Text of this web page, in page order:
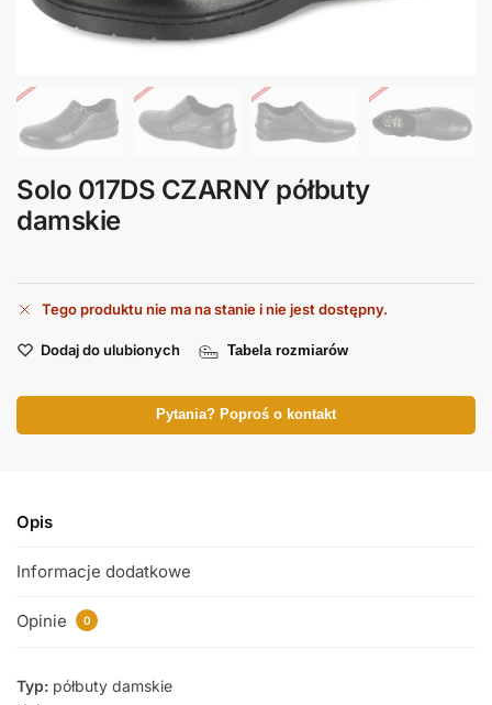
Solo 017DS CZARNY półbuty
damskie
Tego produktu nie ma na stanie i nie jest dostępny.
Dodaj do ulubionych Tabela rozmiarów
Pytania? Poproś o kontakt
Opis
Informacje dodatkowe
Opinie 0
Typ: półbuty damskie